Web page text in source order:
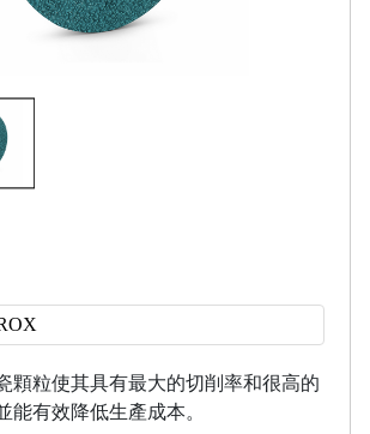
顆粒使其具有最大的切削率和很高的
能有效降低生產成本。